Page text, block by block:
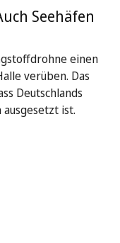
Seehäfen
einen
verüben. Das
Deutschlands
ist.